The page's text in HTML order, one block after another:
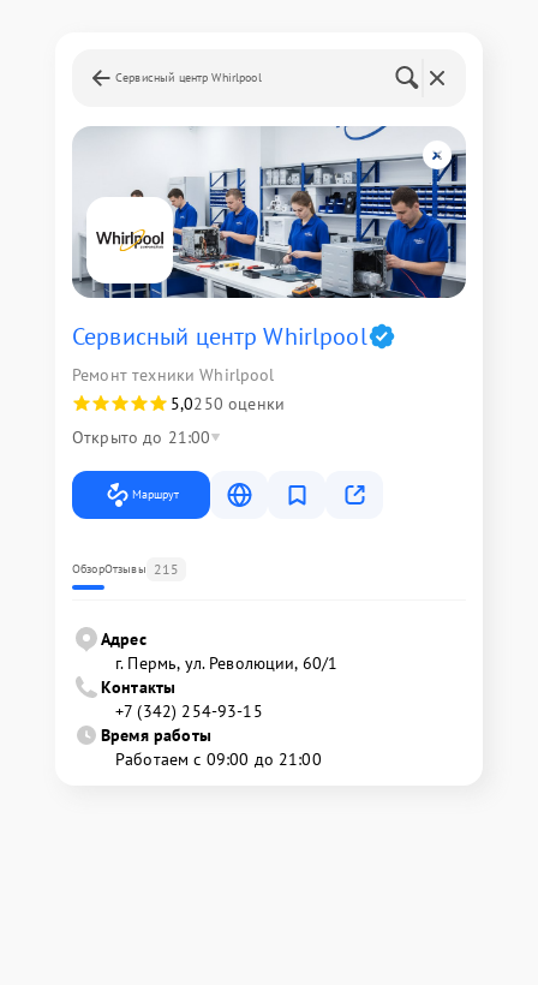
Сервисный центр Whirlpool
Сервисный центр Whirlpool
Ремонт техники Whirlpool
5,0250 оценки
Открыто до 21:00
Маршрут
ОбзорОтзывы 215
Адрес
г. Пермь, ул. ​Революции, 60/1
Контакты
+7 (342) 254-93-15
Время работы
Работаем с 09:00 до 21:00